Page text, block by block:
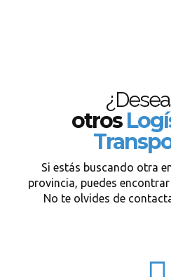
otros
Si estás buscando otra
provincia, puedes
No te olvides de